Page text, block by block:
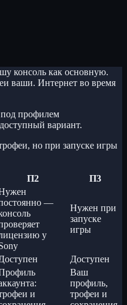
консоль как основную.
ваши. Интернет во время
профилем
вариант.
но при запуске игры
П2 П3
—
у
Нужен при
запуске
игры
Доступен
и
Ваш
профиль,
трофеи и